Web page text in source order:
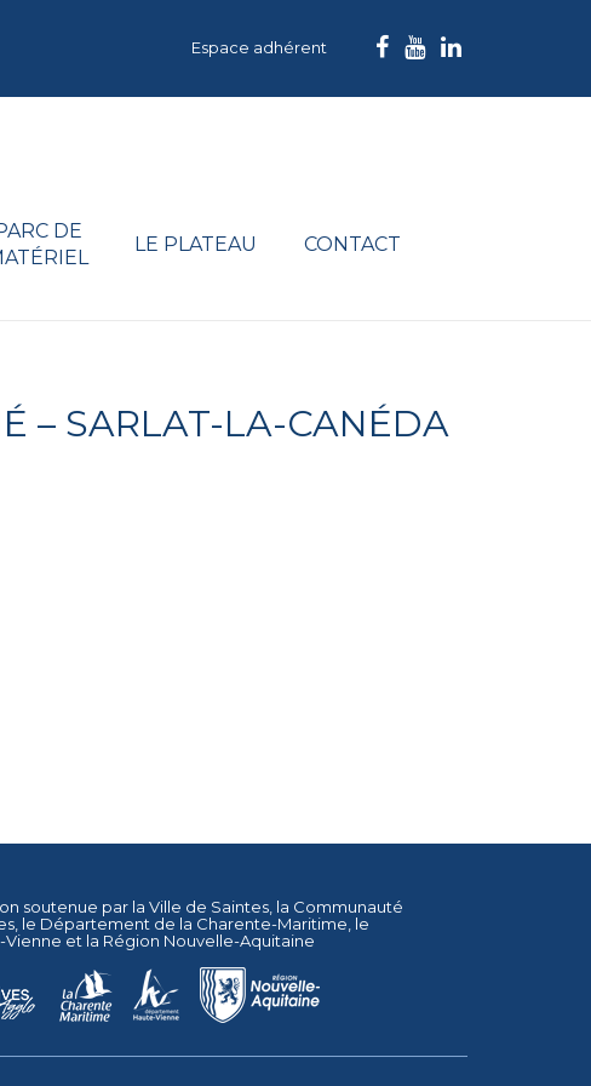
Espace adhérent
DE
LE PLATEAU CONTACT
– SARLAT-LA-CANÉDA
soutenue par la Ville de Saintes , la Communauté
, le Département de la Charente-Maritime , le
Vienne et la Région Nouvelle-Aquitaine